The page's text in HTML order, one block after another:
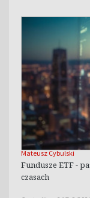
Mateusz Cybulski
Fundusze ETF -
czasach